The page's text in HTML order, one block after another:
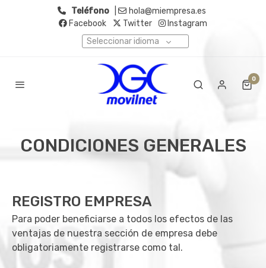
Teléfono
hola@miempresa.es
Facebook
Twitter
Instagram
Seleccionar idioma
0
CONDICIONES GENERALES
REGISTRO EMPRESA
Para poder beneficiarse a todos los efectos de las
ventajas de nuestra sección de empresa debe
obligatoriamente registrarse como tal.